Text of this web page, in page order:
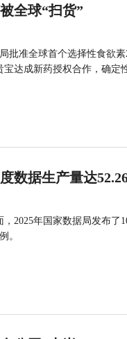
全球“扫货”
批准全球首个选择性食欲
宝达成新药授权合作，确
数据生产量达
2025年国家数据局发布了
。